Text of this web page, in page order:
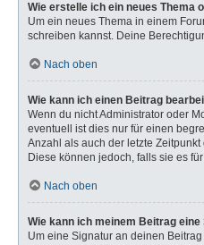
Wie erstelle ich ein neues Thema
Um ein neues Thema in einem
schreiben kannst. Deine
Nach oben
Wie kann ich einen Beitrag
Wenn du nicht Administrator oder
eventuell ist dies nur für einen
Anzahl als auch der letzte
Diese können jedoch, falls sie es
Nach oben
Wie kann ich meinem Beitrag
Um eine Signatur an deinen